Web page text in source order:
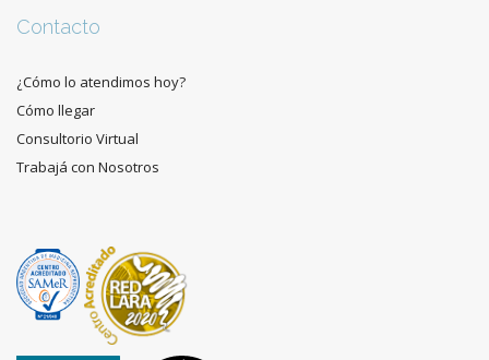
Contacto
¿Cómo lo atendimos hoy?
Cómo llegar
Consultorio Virtual
Trabajá con Nosotros